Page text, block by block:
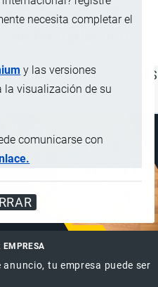
necesita completar el
y las versiones
la visualización de su
comunicarse con
metálicos, vidrio,
o plástico
ÍNDICE DE CONTENIDOS
EMPRESA
tu empresa puede ser